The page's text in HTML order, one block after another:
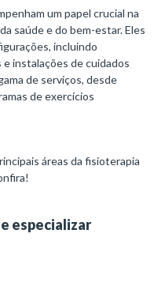
um papel crucial na
saúde e do bem-estar. Eles
incluindo
instalações de cuidados
de serviços, desde
de exercícios
áreas da fisioterapia
especializar